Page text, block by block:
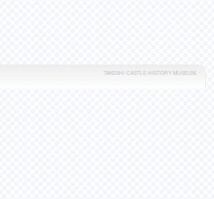
TAKESHI CASTLE HISTORY MUSEUM.